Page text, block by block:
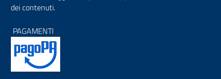
dei contenuti.
PAGAMENTI